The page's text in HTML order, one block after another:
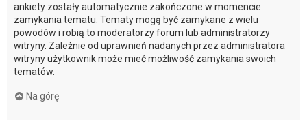
ankiety zostały automatycznie zakończone w momencie
zamykania tematu. Tematy mogą być zamykane z wielu
powodów i robią to moderatorzy forum lub administratorzy
witryny. Zależnie od uprawnień nadanych przez administratora
witryny użytkownik może mieć możliwość zamykania swoich
tematów.
Na górę